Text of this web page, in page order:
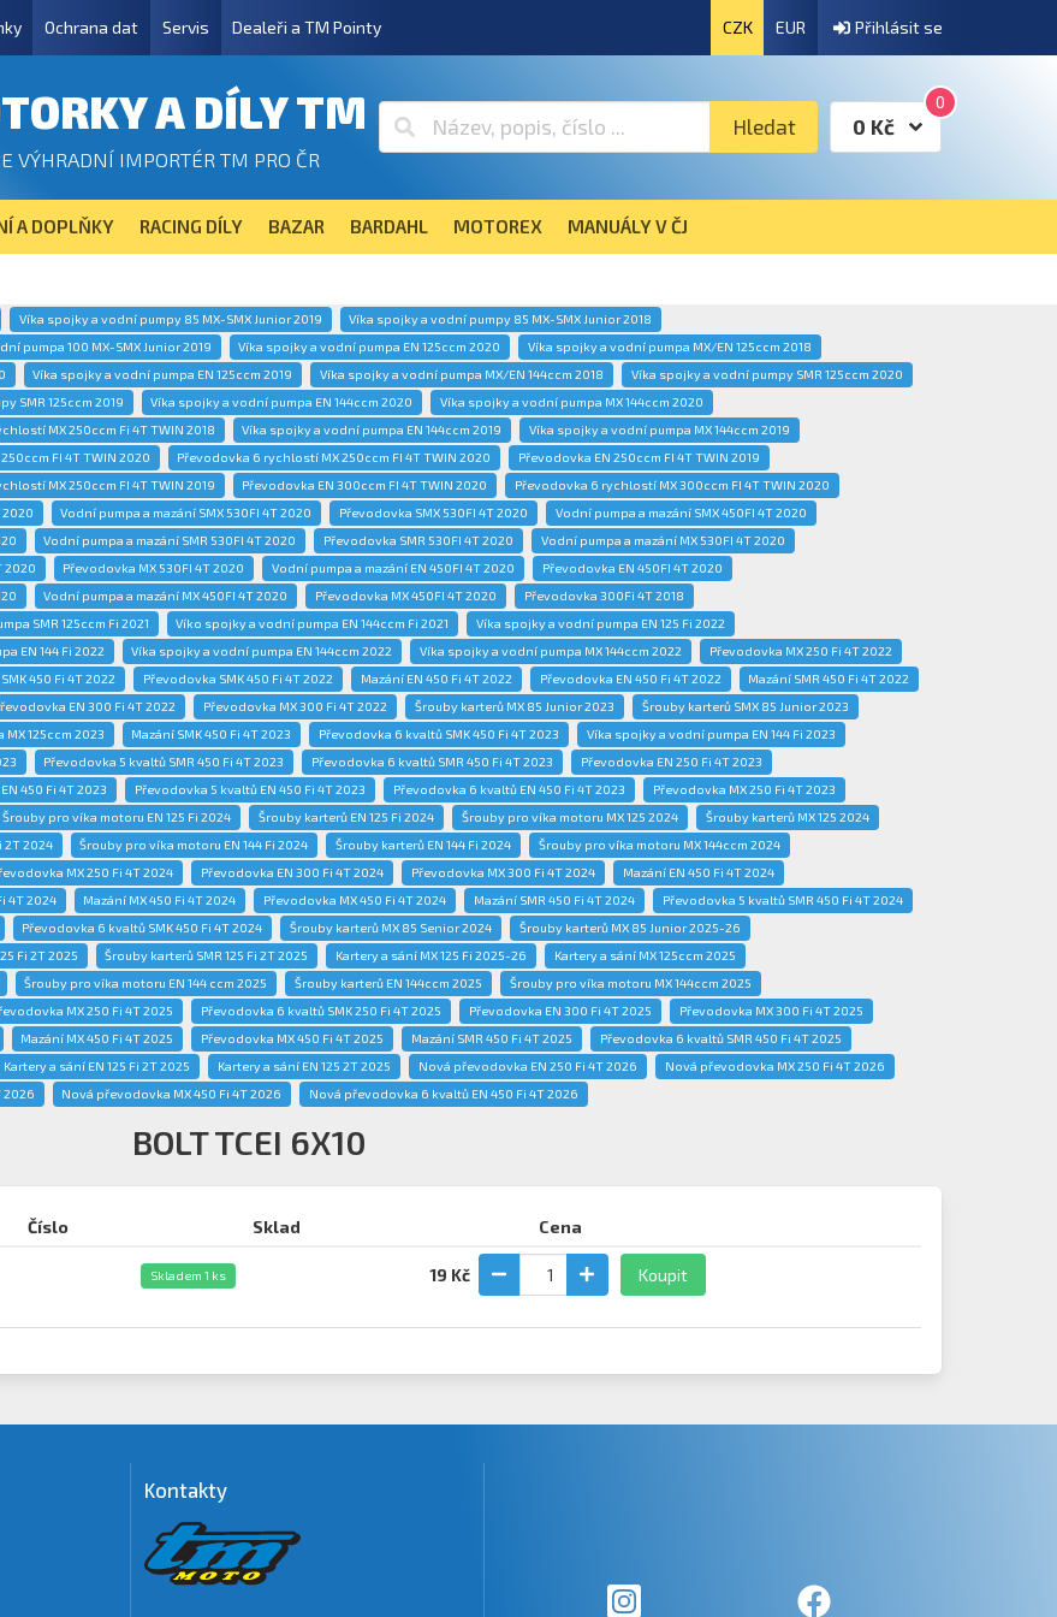
Ochrana dat Servis Dealeři a TM Pointy CZK EUR Přihlásit se
A DÍLY TM
VÝHRADNÍ IMPORTÉR TM PRO ČR
Hledat
0
0 Kč
A DOPLŇKY RACING DÍLY BAZAR BARDAHL MOTOREX MANUÁLY V ČJ
Víka spojky a vodní pumpy 85 MX-SMX Junior 2019
Víka spojky a vodní pumpy 85 MX-SMX Junior 2018
pumpa 100 MX-SMX Junior 2019 Víka spojky a vodní pumpa EN 125ccm 2020
Víka spojky a vodní pumpa MX/EN 125ccm 2018
Víka spojky a vodní pumpa EN 125ccm 2019 Víka spojky a vodní pumpa MX/EN 144ccm 2018
Víka spojky a vodní pumpy SMR 125ccm 2020
SMR 125ccm 2019 Víka spojky a vodní pumpa EN 144ccm 2020
Víka spojky a vodní pumpa MX 144ccm 2020
MX 250ccm Fi 4T TWIN 2018 Víka spojky a vodní pumpa EN 144ccm 2019
Víka spojky a vodní pumpa MX 144ccm 2019
FI 4T TWIN 2020 Převodovka 6 rychlostí MX 250ccm FI 4T TWIN 2020
Převodovka EN 250ccm FI 4T TWIN 2019
MX 250ccm FI 4T TWIN 2019 Převodovka EN 300ccm FI 4T TWIN 2020
Převodovka 6 rychlostí MX 300ccm FI 4T TWIN 2020
2020 Vodní pumpa a mazání SMX 530FI 4T 2020 Převodovka SMX 530FI 4T 2020
Vodní pumpa a mazání SMX 450FI 4T 2020
Vodní pumpa a mazání SMR 530FI 4T 2020 Převodovka SMR 530FI 4T 2020
Vodní pumpa a mazání MX 530FI 4T 2020
2020 Převodovka MX 530FI 4T 2020 Vodní pumpa a mazání EN 450FI 4T 2020
Převodovka EN 450FI 4T 2020
Vodní pumpa a mazání MX 450FI 4T 2020 Převodovka MX 450FI 4T 2020
Převodovka 300Fi 4T 2018
SMR 125ccm Fi 2021 Víko spojky a vodní pumpa EN 144ccm Fi 2021
Víka spojky a vodní pumpa EN 125 Fi 2022
EN 144 Fi 2022 Víka spojky a vodní pumpa EN 144ccm 2022 Víka spojky a vodní pumpa MX 144ccm 2022
Převodovka MX 250 Fi 4T 2022
450 Fi 4T 2022 Převodovka SMK 450 Fi 4T 2022 Mazání EN 450 Fi 4T 2022 Převodovka EN 450 Fi 4T 2022
Mazání SMR 450 Fi 4T 2022
EN 300 Fi 4T 2022 Převodovka MX 300 Fi 4T 2022 Šrouby karterů MX 85 Junior 2023
Šrouby karterů SMX 85 Junior 2023
125ccm 2023 Mazání SMK 450 Fi 4T 2023 Převodovka 6 kvaltů SMK 450 Fi 4T 2023
Víka spojky a vodní pumpa EN 144 Fi 2023
Převodovka 5 kvaltů SMR 450 Fi 4T 2023 Převodovka 6 kvaltů SMR 450 Fi 4T 2023
Převodovka EN 250 Fi 4T 2023
450 Fi 4T 2023 Převodovka 5 kvaltů EN 450 Fi 4T 2023 Převodovka 6 kvaltů EN 450 Fi 4T 2023
Převodovka MX 250 Fi 4T 2023
Šrouby pro víka motoru EN 125 Fi 2024 Šrouby karterů EN 125 Fi 2024 Šrouby pro víka motoru MX 125 2024
Šrouby karterů MX 125 2024
2T 2024 Šrouby pro víka motoru EN 144 Fi 2024 Šrouby karterů EN 144 Fi 2024
Šrouby pro víka motoru MX 144ccm 2024
MX 250 Fi 4T 2024 Převodovka EN 300 Fi 4T 2024 Převodovka MX 300 Fi 4T 2024
Mazání EN 450 Fi 4T 2024
4T 2024 Mazání MX 450 Fi 4T 2024 Převodovka MX 450 Fi 4T 2024 Mazání SMR 450 Fi 4T 2024
Převodovka 5 kvaltů SMR 450 Fi 4T 2024
Převodovka 6 kvaltů SMK 450 Fi 4T 2024 Šrouby karterů MX 85 Senior 2024
Šrouby karterů MX 85 Junior 2025-26
Fi 2T 2025 Šrouby karterů SMR 125 Fi 2T 2025 Kartery a sání MX 125 Fi 2025-26
Kartery a sání MX 125ccm 2025
Šrouby pro víka motoru EN 144 ccm 2025 Šrouby karterů EN 144ccm 2025
Šrouby pro víka motoru MX 144ccm 2025
MX 250 Fi 4T 2025 Převodovka 6 kvaltů SMK 250 Fi 4T 2025 Převodovka EN 300 Fi 4T 2025
Převodovka MX 300 Fi 4T 2025
Mazání MX 450 Fi 4T 2025 Převodovka MX 450 Fi 4T 2025 Mazání SMR 450 Fi 4T 2025
Převodovka 6 kvaltů SMR 450 Fi 4T 2025
Kartery a sání EN 125 Fi 2T 2025 Kartery a sání EN 125 2T 2025 Nová převodovka EN 250 Fi 4T 2026
Nová převodovka MX 250 Fi 4T 2026
2026 Nová převodovka MX 450 Fi 4T 2026 Nová převodovka 6 kvaltů EN 450 Fi 4T 2026
BOLT TCEI 6X10
Číslo Sklad Cena
Skladem 1 ks 19 Kč Koupit
Kontakty